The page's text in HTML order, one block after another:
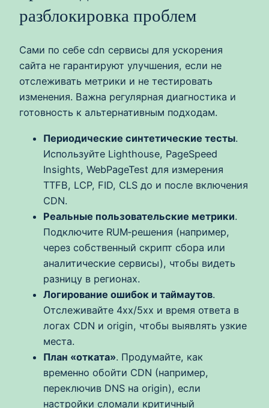
разблокировка проблем
Сами по себе cdn сервисы для ускорения
сайта не гарантируют улучшения, если не
отслеживать метрики и не тестировать
изменения. Важна регулярная диагностика и
готовность к альтернативным подходам.
Периодические синтетические тесты.
Используйте Lighthouse, PageSpeed
Insights, WebPageTest для измерения
TTFB, LCP, FID, CLS до и после включения
CDN.
Реальные пользовательские метрики.
Подключите RUM‑решения (например,
через собственный скрипт сбора или
аналитические сервисы), чтобы видеть
разницу в регионах.
Логирование ошибок и таймаутов.
Отслеживайте 4xx/5xx и время ответа в
логах CDN и origin, чтобы выявлять узкие
места.
План «отката». Продумайте, как
временно обойти CDN (например,
переключив DNS на origin), если
настройки сломали критичный